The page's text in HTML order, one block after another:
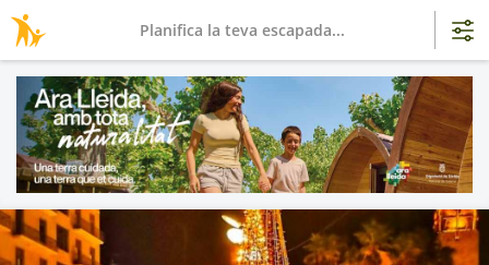
Planifica la teva escapada...